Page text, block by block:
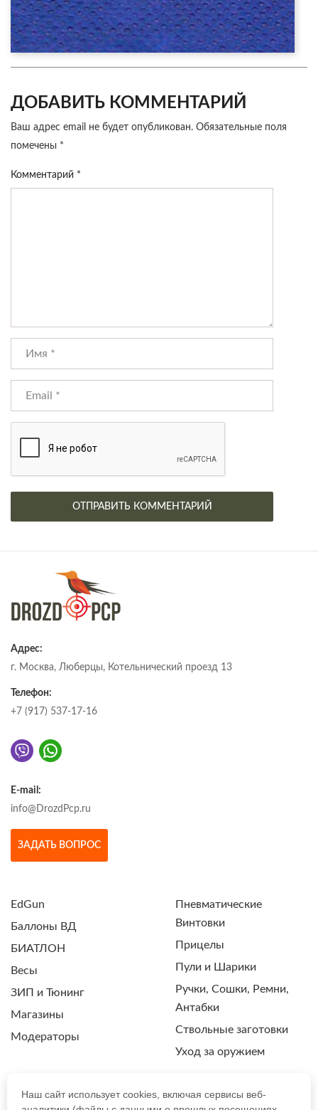
ДОБАВИТЬ КОММЕНТАРИЙ
Ваш адрес email не будет опубликован. Обязательные поля
помечены *
Комментарий *
Адрес:
г. Москва, Люберцы, Котельнический проезд 13
Телефон:
+7 (917) 537-17-16
E-mail:
info@DrozdPcp.ru
ЗАДАТЬ ВОПРОС
EdGun
Баллоны ВД
БИАТЛОН
Весы
ЗИП и Тюнинг
Магазины
Модераторы
Пневматические
Винтовки
Прицелы
Пули и Шарики
Ручки, Сошки, Ремни,
Антабки
Ствольные заготовки
Уход за оружием
Наш сайт использует cookies, включая сервисы веб-